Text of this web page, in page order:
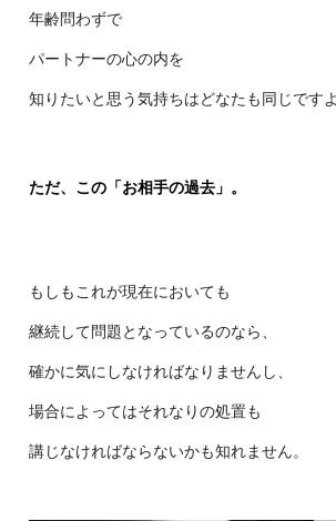
年齢問わずで
パートナーの心の内を
知りたいと思う気持ちはどなたも同じですよ
ただ、この「お相手の過去」。
もしもこれが現在においても
継続して問題となっているのなら、
確かに気にしなければなりませんし、
場合によってはそれなりの処置も
講じなければならないかも知れま せん。